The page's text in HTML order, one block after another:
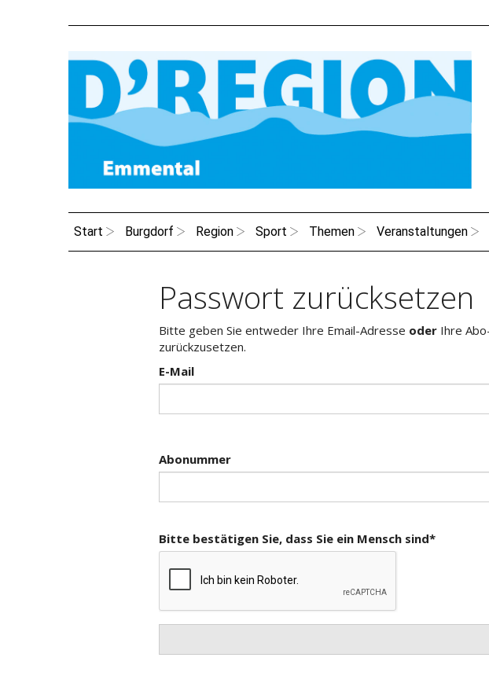
Start Burgdorf Region Sport Themen Veranstaltungen